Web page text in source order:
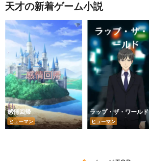
天才の新着ゲーム小説
感情回帰
ヒューマン
ラップ・ザ・ワールド
ヒューマン